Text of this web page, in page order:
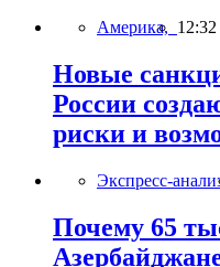
Америка, 12:32
Новые
России
риски и
Экспресс-
Почему 65